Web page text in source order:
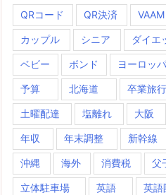
QRコード QR決済 VAAM
カップル シニア ダイエ
ベビー ボンド ヨーロッパ
予算 北海道 卒業旅行
土曜配達 塩離れ 大阪
年収 年末調整 新幹線
沖縄 海外 消費税 父
立体駐車場 英語 英語